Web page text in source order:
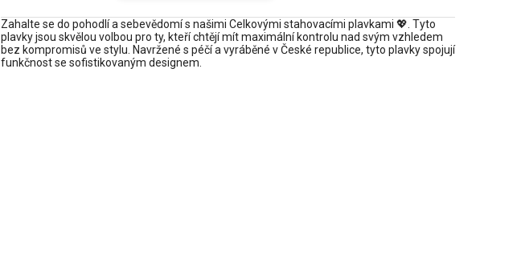
Zahalte se do pohodlí a sebevědomí s našimi Celkovými stahovacími plavkami 💖. Tyto
plavky jsou skvělou volbou pro ty, kteří chtějí mít maximální kontrolu nad svým vzhledem
bez kompromisů ve stylu. Navržené s péčí a vyráběné v České republice, tyto plavky spojují
funkčnost se sofistikovaným designem.